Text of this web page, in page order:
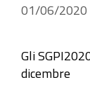
01/06/2020
Gli
dicembre